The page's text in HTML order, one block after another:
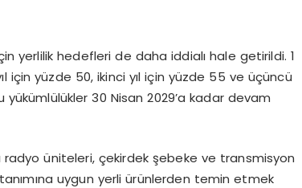
yerlilik hedefleri de daha iddialı hale getirildi. 1
için yüzde 50, ikinci yıl için yüzde 55 ve üçüncü
30 Nisan 2029’a kadar devam
üniteleri, çekirdek şebeke ve transmisyon
uygun yerli ürünlerden temin etmek